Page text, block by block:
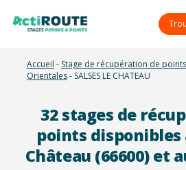
Accueil - Stage de récupération de points
Orientales- SALSES LE CHATEAU
32stages de
points disponibles
Château (66600) et